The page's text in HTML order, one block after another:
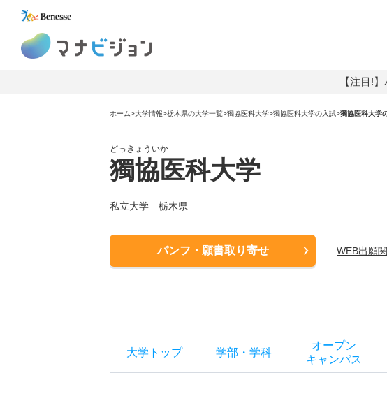
【注目!
ホーム>大学情報>栃木県の大学一覧>獨協医科大学>獨協医科大学の入試>獨協医科大学
どっきょういか
獨協医科大学
私立大学 栃木県
パンフ・願書取り寄せ WEB出願
大学トップ 学部 ・ 学科
オープン
キャンパス